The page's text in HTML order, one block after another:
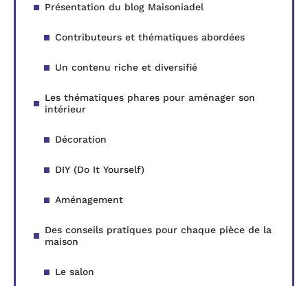
Présentation du blog Maisoniadel
Contributeurs et thématiques abordées
Un contenu riche et diversifié
Les thématiques phares pour aménager son
intérieur
Décoration
DIY (Do It Yourself)
Aménagement
Des conseils pratiques pour chaque pièce de la
maison
Le salon